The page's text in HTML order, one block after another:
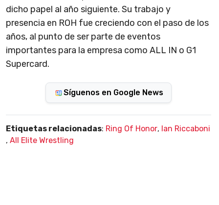
dicho papel al año siguiente. Su trabajo y
presencia en ROH fue creciendo con el paso de los
años, al punto de ser parte de eventos
importantes para la empresa como ALL IN o G1
Supercard.
Síguenos en Google News
Etiquetas relacionadas: Ring Of Honor, Ian Riccaboni
, All Elite Wrestling